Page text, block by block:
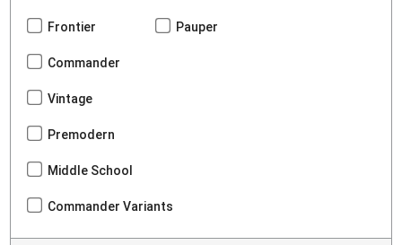
Frontier Pauper
Commander
Vintage
Premodern
Middle School
Commander Variants